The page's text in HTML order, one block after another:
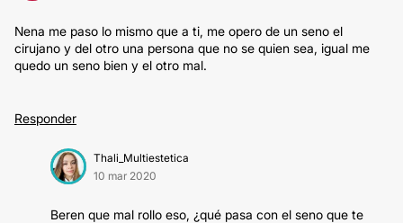
Nena me paso lo mismo que a ti, me opero de un seno el
cirujano y del otro una persona que no se quien sea, igual me
quedo un seno bien y el otro mal.
Responder
Thali_Multiestetica
10 mar 2020
Beren que mal rollo eso, ¿qué pasa con el seno que te